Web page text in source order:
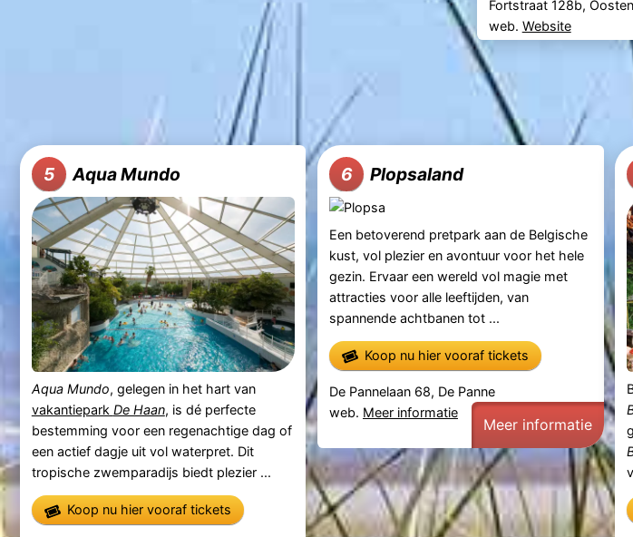
Fortstraat 128b,
web. Website
5 Aqua Mundo
Aqua Mundo, gelegen in het hart van
vakantiepark De Haan, is dé perfecte
bestemming voor een regenachtige dag of
een actief dagje uit vol waterpret. Dit
tropische zwemparadijs biedt plezier ...
Koop nu hier vooraf tickets
6 Plopsaland
Een betoverend pretpark aan de Belgische
kust, vol plezier en avontuur voor het hele
gezin. Ervaar een wereld vol magie met
attracties voor alle leeftijden, van
spannende achtbanen tot ...
Koop nu hier vooraf tickets
De Pannelaan 68, De Panne
web. Meer informatie
Meer informatie